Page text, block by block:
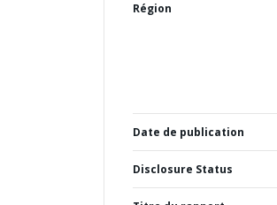
Région
Date de publication
Disclosure Status